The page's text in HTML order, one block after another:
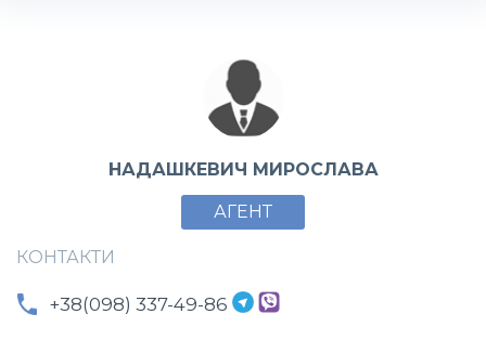
НАДАШКЕВИЧ МИРОСЛАВА
АГЕНТ
КОНТАКТИ
+38(098) 337-49-86